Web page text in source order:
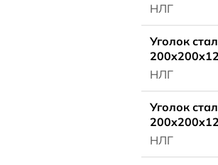
НЛГ
Уголок
НЛГ
Уголок
НЛГ